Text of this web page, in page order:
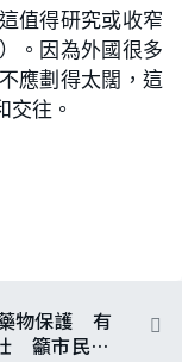
值得研究或收窄
。因為外國很多
應劃得太闊，這
交往。
物保護 有
籲市民認